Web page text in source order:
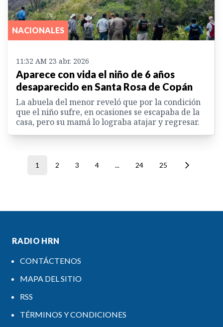
NACIONALES
11:32 AM 23 abr. 2026
Aparece con vida el niño de 6 años
desaparecido en Santa Rosa de Copán
La abuela del menor reveló que por la condición
que el niño sufre, en ocasiones se escapaba de la
casa, pero su mamá lo lograba atajar y regresar.
1 2 3 4 ... 24 25
RADIO HRN
CONTÁCTENOS
MAPA DEL SITIO
RSS
TÉRMINOS Y CONDICIONES